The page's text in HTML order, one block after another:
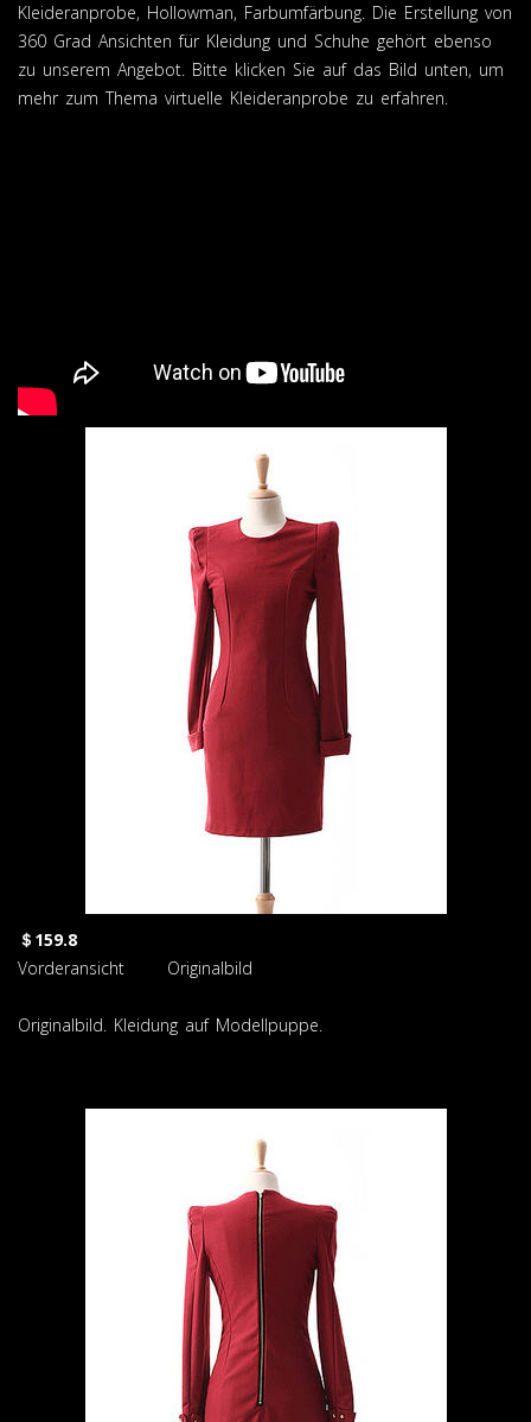
Kleideranprobe, Hollowman, Farbumfärbung. Die Erstellung von
360 Grad Ansichten für Kleidung und Schuhe gehört ebenso
zu unserem Angebot. Bitte klicken Sie auf das Bild unten, um
mehr zum Thema virtuelle Kleideranprobe zu erfahren.
＄159.8
Vorderansicht Originalbild
Originalbild. Kleidung auf Modellpuppe.